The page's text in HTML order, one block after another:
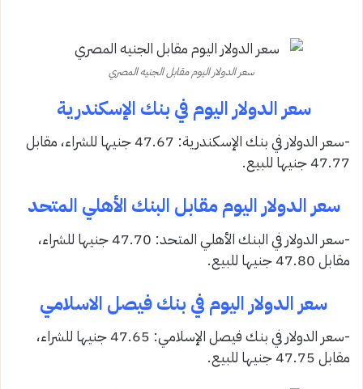
سعر الدولار اليوم مقابل الجنيه المصري
سعر الدولار اليوم في بنك الإسكندرية
-سعر الدولار في بنك الإسكندرية: 47.67 جنيها للشراء، مقابل
47.77 جنيها للبيع.
سعر الدولار اليوم مقابل البنك الأهلي المتحد
-سعر الدولار في البنك الأهلي المتحد: 47.70 جنيها للشراء،
مقابل 47.80 جنيها للبيع.
سعر الدولار اليوم في بنك فيصل الاسلامي
-سعر الدولار في بنك فيصل الإسلامي: 47.65 جنيها للشراء،
مقابل 47.75 جنيها للبيع.